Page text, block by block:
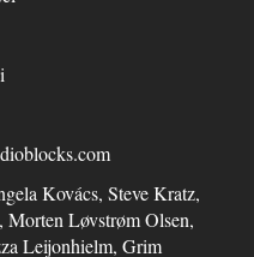
Kovács, Steve Kratz,
Løvstrøm Olsen,
Leijonhielm, Grim